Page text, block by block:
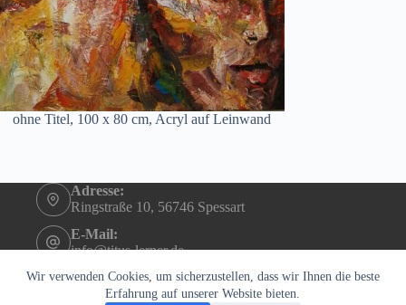
Wir verwenden Cookies, um sicherzustellen, dass wir Ihnen die beste
Erfahrung auf unserer Website bieten.
ohne Titel, 100 x 80 cm, Acryl auf Leinwand
Adresse:
Ringstraße 10, 56746 Spessart
E-Mail:
info@titus-lerner.de
Telefon:
+49 (0)2655 4290